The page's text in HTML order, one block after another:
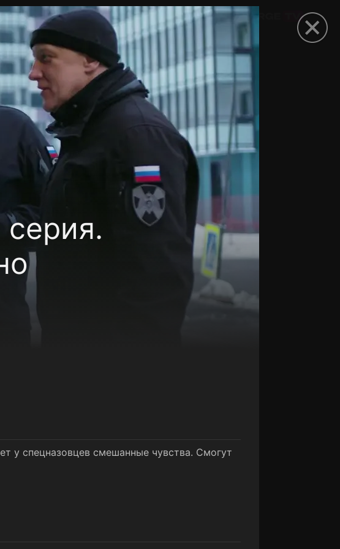
у спецназовцев смешанные чувства. Смогут
Ввести промокод